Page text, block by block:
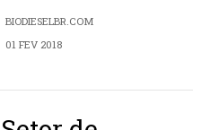
BIODIESELBR.COM
01 FEV 2018